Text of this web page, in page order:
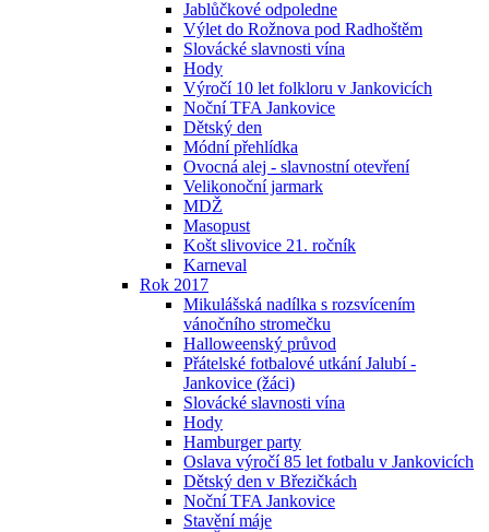
Jablůčkové odpoledne
Výlet do Rožnova pod Radhoštěm
Slovácké slavnosti vína
Hody
Výročí 10 let folkloru v Jankovicích
Noční TFA Jankovice
Dětský den
Módní přehlídka
Ovocná alej - slavnostní otevření
Velikonoční jarmark
MDŽ
Masopust
Košt slivovice 21. ročník
Karneval
Rok 2017
Mikulášská nadílka s rozsvícením
vánočního stromečku
Halloweenský průvod
Přátelské fotbalové utkání Jalubí -
Jankovice (žáci)
Slovácké slavnosti vína
Hody
Hamburger party
Oslava výročí 85 let fotbalu v Jankovicích
Dětský den v Březičkách
Noční TFA Jankovice
Stavění máje